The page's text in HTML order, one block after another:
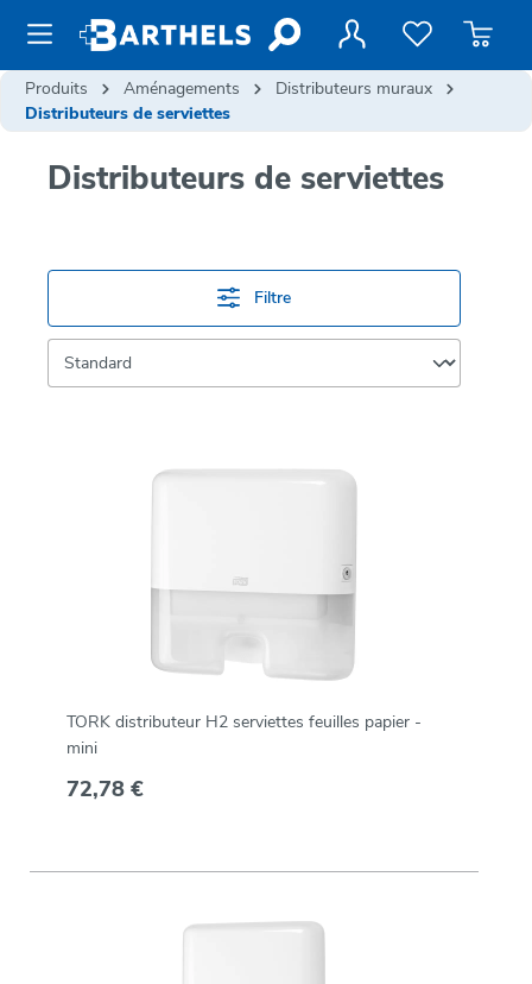
principal
Produits Aménagements
Distributeurs muraux
Distributeurs de serviettes
Distributeurs de serviettes
Filtre
TORK distributeur H2 serviettes feuilles papier -
mini
72,78 €